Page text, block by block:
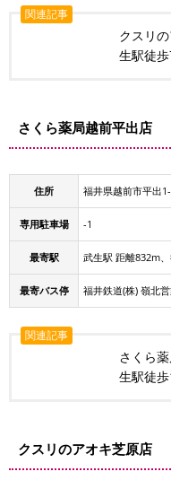
関連記事
クスリ
生駅徒
さくら薬局越前平出店
住所 福井県越前市平出
専用駐車場 -1
最寄駅 武生駅 距離832m
最寄バス停 福井鉄道(株) 嶺北
関連記事
さくら
生駅徒
クスリのアオキ芝原店